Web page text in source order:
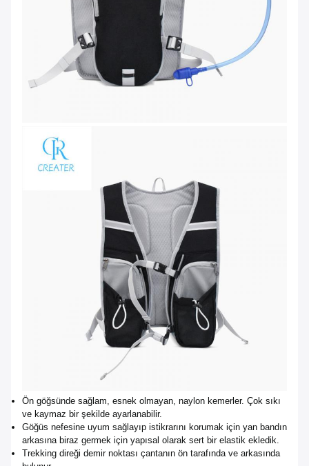
Ön göğsünde sağlam, esnek olmayan, naylon kemerler. Çok sıkı
ve kaymaz bir şekilde ayarlanabilir.
Göğüs nefesine uyum sağlayıp istikrarını korumak için yan bandın
arkasına biraz germek için yapısal olarak sert bir elastik ekledik.
Trekking direği demir noktası çantanın ön tarafında ve arkasında